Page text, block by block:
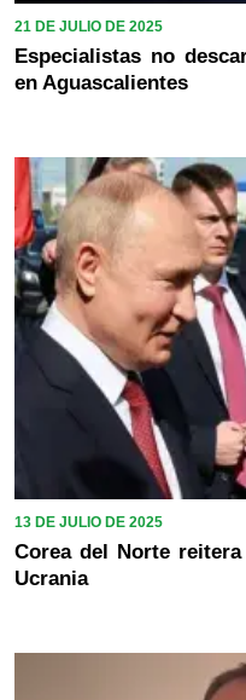
21 DE JULIO DE 2025
Especialistas no
en Aguascalientes
13 DE JULIO DE 2025
Corea del Norte
Ucrania